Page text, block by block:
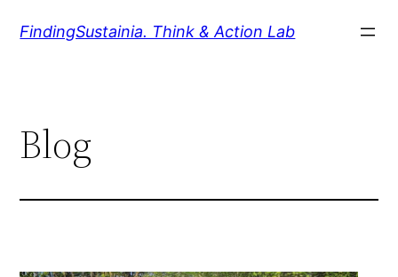
InhaltFindingSustainia. Think & Action Lab
Blog